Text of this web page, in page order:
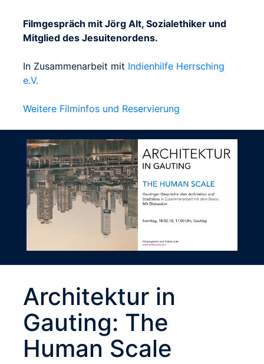
Filmgespräch mit Jörg Alt, Sozialethiker und
Mitglied des Jesuitenordens.
In Zusammenarbeit mit Indienhilfe Herrsching
e.V.
Weitere Filminfos und Reservierung
Architektur in
Gauting: The
Human Scale